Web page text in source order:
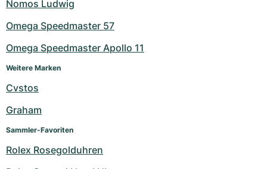
Nomos Ludwig
Omega Speedmaster 57
Omega Speedmaster Apollo 11
Weitere Marken
Cvstos
Graham
Sammler-Favoriten
Rolex Rosegolduhren